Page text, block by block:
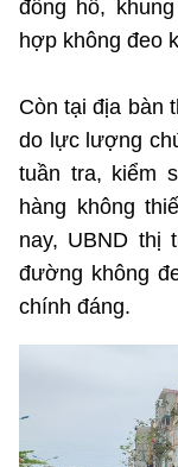
đồng hồ,
hợp không đeo
Còn tại địa bàn
do lực lượng
tuần tra, kiểm
hàng không
nay, UBND thị
đường không
chính đáng.